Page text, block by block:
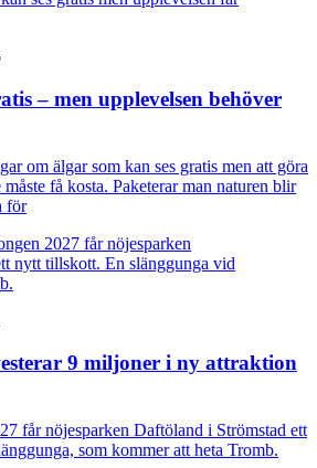
– men upplevelsen behöver
om älgar som kan ses gratis men att göra
få kosta. Paketerar man naturen blir
för
9 miljoner i ny attraktion
får nöjesparken Daftöland i Strömstad ett
som kommer att heta Tromb.